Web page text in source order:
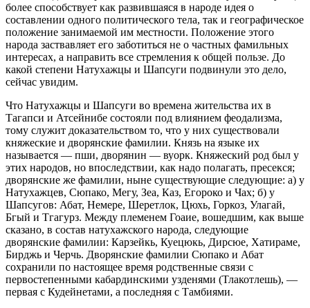
более способствует как развившаяся в народе идея о
составлении одного политического тела, так и географическое
положение занимаемой им местности. Положение этого
народа заствавляет его заботиться не о частных фамильных
интересах, а направить все стремления к общей пользе. До
какой степени Натухажцы и Шапсуги подвинули это дело,
сейчас увидим.
Что Натухажцы и Шапсуги во времена жительства их в
Тагапси и Атсейнибе состояли под влиянием феодализма,
тому служит доказательством то, что у них существовали
княжеские и дворянские фамилии. Князь на языке их
называется — пши, дворянин — вуорк. Княжеский род был у
этих народов, но впоследствии, как надо полагать, пресекся;
дворянские же фамилии, ныне существующие следующие: а) у
Натухажцев, Сюпако, Мегу, Зеа, Каз, Егороко и Чах; б) у
Шапсугов: Абат, Немере, Шеретлок, Цюхь, Горкоз, Улагай,
Бгый и Тгагурз. Между племенем Гоаие, вошедшим, как выше
сказано, в состав натухажского народа, следующие
дворянские фамилии: Карзейкь, Куецюкь, Дирсюе, Хатираме,
Бирджь и Черчь. Дворянские фамилии Сюпако и Абат
сохранили по настоящее время родственные связи с
первостепенными кабардинскими узденями (Тлакотлешь), —
первая с Кудейнетами, а последняя с Тамбиями.